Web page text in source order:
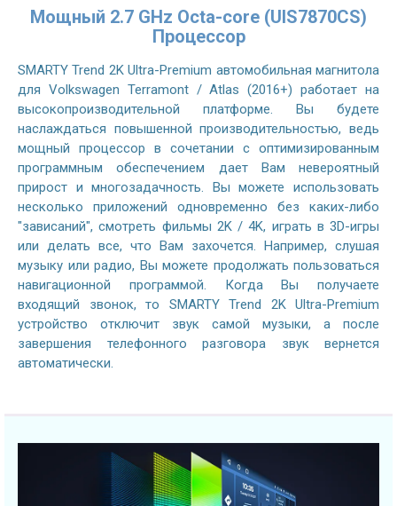
Мощный 2.7 GHz Octa-core (UIS7870CS)
Процессор
SMARTY Trend 2K Ultra-Premium автомобильная магнитола
для Volkswagen Terramont / Atlas (2016+) работает на
высокопроизводительной платформе. Вы будете
наслаждаться повышенной производительностью, ведь
мощный процессор в сочетании с оптимизированным
программным обеспечением дает Вам невероятный
прирост и многозадачность. Вы можете использовать
несколько приложений одновременно без каких-либо
"зависаний", смотреть фильмы 2K / 4K, играть в 3D-игры
или делать все, что Вам захочется. Например, слушая
музыку или радио, Вы можете продолжать пользоваться
навигационной программой. Когда Вы получаете
входящий звонок, то SMARTY Trend 2K Ultra-Premium
устройство отключит звук самой музыки, а после
завершения телефонного разговора звук вернется
автоматически.